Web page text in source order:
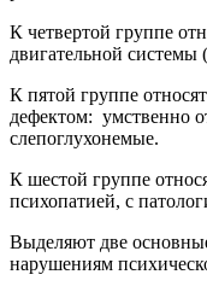
К четвертой группе
двигательной
К пятой группе
дефектом: умственно
слепоглухонемые.
К шестой группе
психопатией, с
Выделяют две
нарушениям